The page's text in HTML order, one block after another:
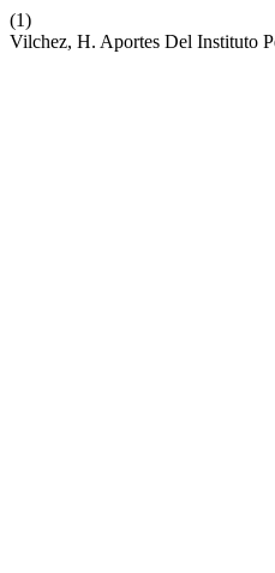
(1)
Vilchez, H. Aportes Del Instituto